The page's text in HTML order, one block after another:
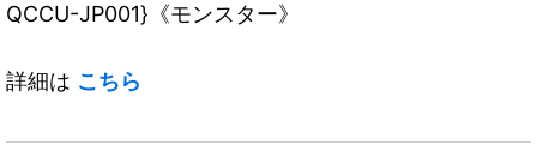
QCCU-JP001}《モンスター》
詳細は こちら